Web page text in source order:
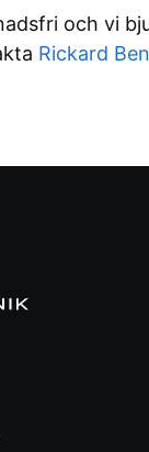
och vi
Rickard